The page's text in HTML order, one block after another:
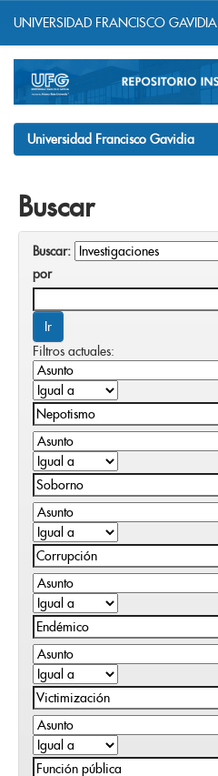
navigation
UNIVERSIDAD FRANCISCO GAVIDIA
Universidad Francisco Gavidia
Buscar
Buscar:
por
Filtros actuales: